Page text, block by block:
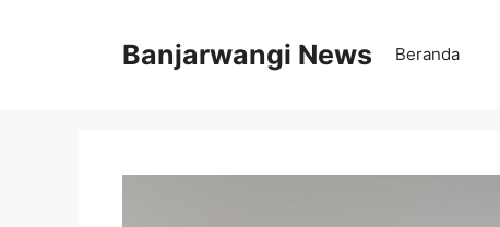
Banjarwangi News Beranda